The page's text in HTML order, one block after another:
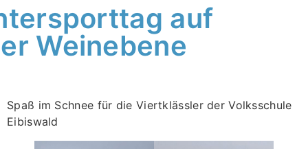
auf
Weinebene
Spaß im Schnee für die Viertklässler der Volksschule
Eibiswald